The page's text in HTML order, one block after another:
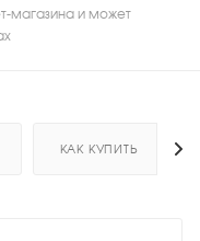
магазина и может
КАК КУПИТЬ